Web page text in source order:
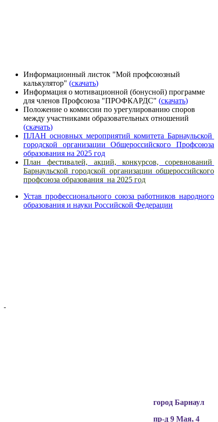
Информационный листок "Мой профсоюзный
калькулятор" (скачать)
Информация о мотивационной (бонусной) программе
для членов Профсоюза "ПРОФКАРДС" (скачать)
Положение о комиссии по урегулированию споров
между участниками образовательных отношений
(скачать)
ПЛАН основных мероприятий комитета Барнаульской
городской организации Общероссийского Проф­союза
образования на 2025 год
План фестивалей, акций, конкурсов, соревнований
Барнаульской городской организации общероссийского
профсоюза образования на 2025 год
Устав профессионального союза работников народного
образования и науки Российской Федерации
город Барнаул
пр-д 9 Мая, 4